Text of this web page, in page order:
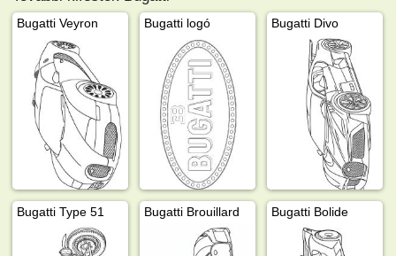
Bugatti Veyron Bugatti logó Bugatti Divo
Bugatti Type 51 Bugatti Brouillard Bugatti Bolide